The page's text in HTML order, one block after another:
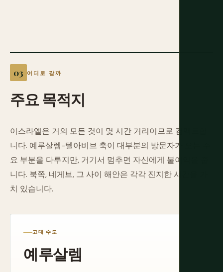
어디로 갈까
주요목적지
이스라엘은 거의 모든 것이 몇 시간 거리이므로 컴팩트합
니다. 예루살렘-텔아비브 축이 대부분의 방문자가 오는 주
요 부분을 다루지만, 거기서 멈추면 자신에게 불이익을 줍
니다. 북쪽, 네게브, 그 사이 해안은 각각 진지한 시간을 가
치 있습니다.
고대 수도
예루살렘